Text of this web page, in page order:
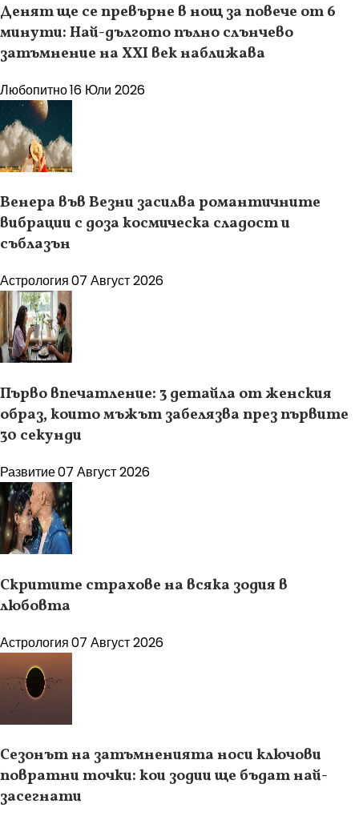
Денят ще се превърне в нощ за повече от 6
минути: Най-дългото пълно слънчево
затъмнение на XXI век наближава
Любопитно16 Юли 2026
Венера във Везни засилва романтичните
вибрации с доза космическа сладост и
съблазън
Астрология07 Август 2026
Първо впечатление: 3 детайла от женския
образ, които мъжът забелязва през първите
30 секунди
Развитие07 Август 2026
Скритите страхове на всяка зодия в
любовта
Астрология07 Август 2026
Сезонът на затъмненията носи ключови
повратни точки: кои зодии ще бъдат най-
засегнати